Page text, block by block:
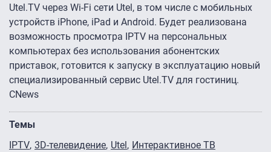
Utel.TV через Wi-Fi сети Utel, в том числе с мобильных
устройств iPhone, iPad и Android. Будет реализована
возможность просмотра IPTV на персональных
компьютерах без использования абонентских
приставок, готовится к запуску в эксплуатацию новый
специализированный сервис Utel.TV для гостиниц.
CNews
Темы
IPTV 3D-телевидение Utel Интерактивное ТВ